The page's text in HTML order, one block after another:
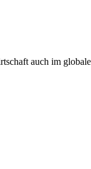
auch im